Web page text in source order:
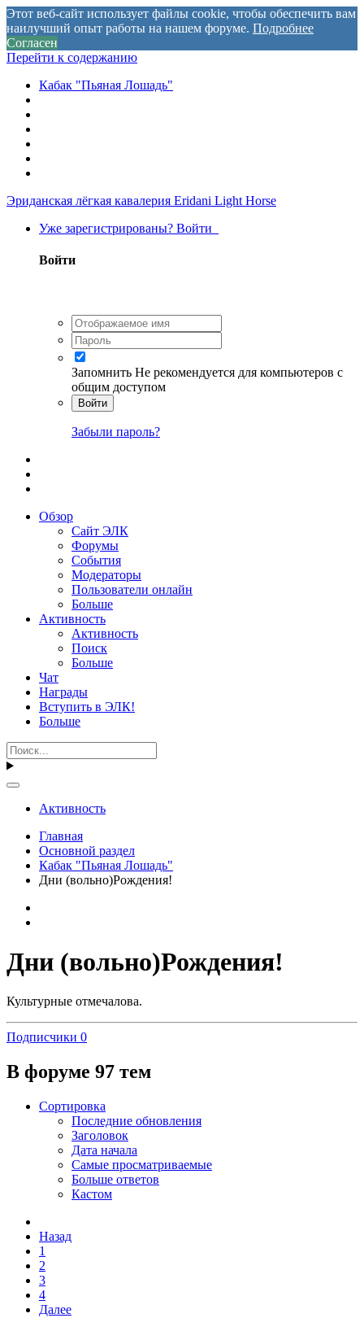
Этот веб-сайт использует файлы cookie, чтобы обеспечить вам
наилучший опыт работы на нашем форуме. Подробнее
Согласен
Перейти к содержанию
Кабак "Пьяная Лошадь"
Эриданская лёгкая кавалерия Eridani Light Horse
Уже зарегистрированы? Войти
Войти
Запомнить Не рекомендуется для компьютеров с
общим доступом
Войти
Забыли пароль?
Обзор
Сайт ЭЛК
Форумы
События
Модераторы
Пользователи онлайн
Больше
Активность
Активность
Поиск
Больше
Чат
Награды
Вступить в ЭЛК!
Больше
Активность
Главная
Основной раздел
Кабак "Пьяная Лошадь"
Дни (вольно)Рождения!
Дни (вольно)Рождения!
Культурные отмечалова.
Подписчики 0
В форуме 97 тем
Сортировка
Последние обновления
Заголовок
Дата начала
Самые просматриваемые
Больше ответов
Кастом
Назад
1
2
3
4
Далее